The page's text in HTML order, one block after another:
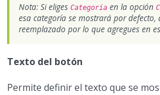
Nota: Si eliges Categoría en la opción
esa categoría se mostrará por defecto,
reemplazado por lo que agregues en
Texto del botón
Permite definir el texto que se